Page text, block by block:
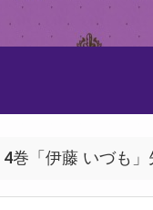
4巻「伊藤 いづも